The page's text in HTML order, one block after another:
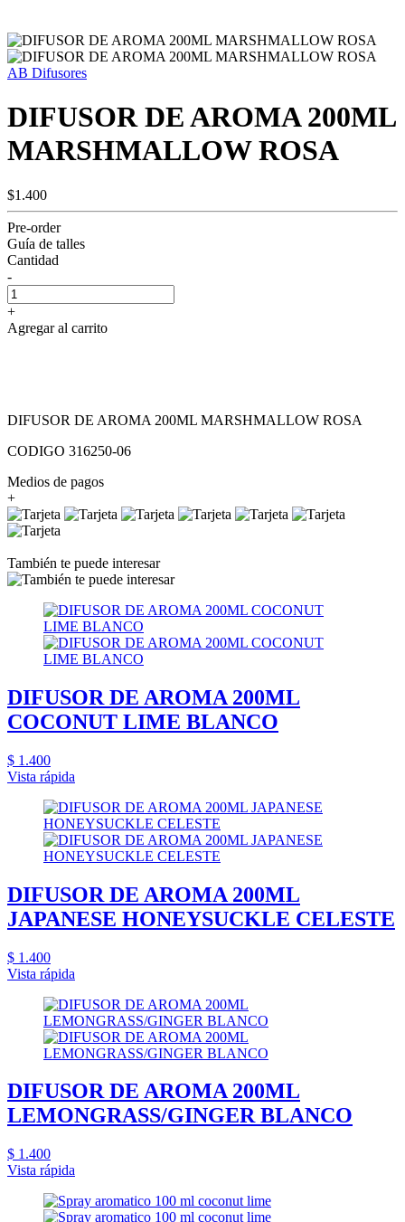
AB Difusores
DIFUSOR DE AROMA 200ML
MARSHMALLOW ROSA
$1.400
Pre-order
Guía de talles
Cantidad
-
+
Agregar al carrito
DIFUSOR DE AROMA 200ML MARSHMALLOW ROSA
CODIGO 316250-06
Medios de pagos
+
También te puede interesar
DIFUSOR DE AROMA 200ML
COCONUT LIME BLANCO
$ 1.400
Vista rápida
DIFUSOR DE AROMA 200ML
JAPANESE HONEYSUCKLE CELESTE
$ 1.400
Vista rápida
DIFUSOR DE AROMA 200ML
LEMONGRASS/GINGER BLANCO
$ 1.400
Vista rápida